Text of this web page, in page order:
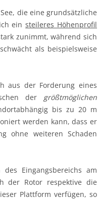
die eine grundsätzliche
einsteileres Höhenprofil
zunimmt, während sich
als beispielsweise
aus der Forderung eines
der größtmöglichen
bis zu 20 m
werden kann, dass er
ohne weiteren Schaden
Eingangsbereichs am
der Rotor respektive die
Plattform verfügen, so